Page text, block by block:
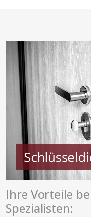
Ihre Vorteile
Spezialisten: